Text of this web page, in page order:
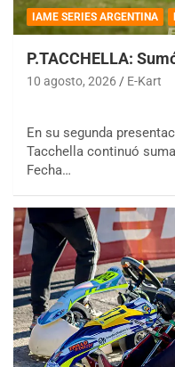
IAME SERIES ARGENTINA
P.TACCHELLA:
10 agosto, 2026 E-Kart
En su segunda
Tacchella continuó
Fecha…